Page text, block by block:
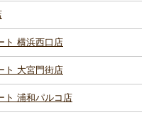
ト 横浜西口店
ト 大宮門街店
ト 浦和パルコ店